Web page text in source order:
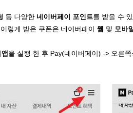
등 다양한 네이버페이 포인트를 받을 수
렇게 받은 쿠폰은 네이버페이 웹 및 모바일
앱 을 실행 한 후 Pay(네이버페이) -> 오른